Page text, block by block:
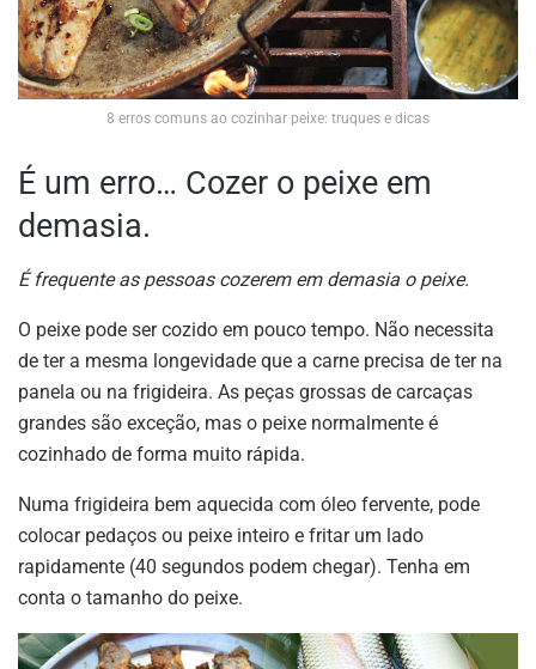
8 erros comuns ao cozinhar peixe: truques e dicas
É um erro… Cozer o peixe em
demasia.
É frequente as pessoas cozerem em demasia o peixe.
O peixe pode ser cozido em pouco tempo. Não necessita
de ter a mesma longevidade que a carne precisa de ter na
panela ou na frigideira. As peças grossas de carcaças
grandes são exceção, mas o peixe normalmente é
cozinhado de forma muito rápida.
Numa frigideira bem aquecida com óleo fervente, pode
colocar pedaços ou peixe inteiro e fritar um lado
rapidamente (40 segundos podem chegar). Tenha em
conta o tamanho do peixe.